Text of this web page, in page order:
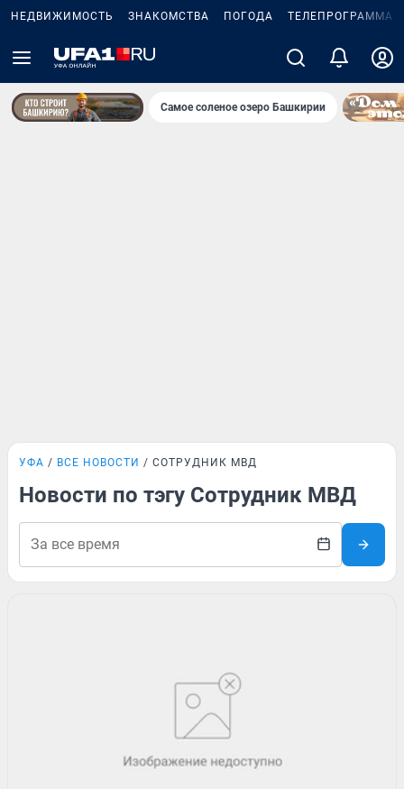
НЕДВИЖИМОСТЬ ЗНАКОМСТВА ПОГОДА ТЕЛЕПРОГРАММА
Самое соленое озеро Башкирии
УФА ВСЕ НОВОСТИ СОТРУДНИК МВД
Новости по тэгу Сотрудник МВД